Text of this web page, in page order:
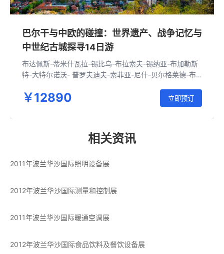
巴尔干与中欧的碰撞：世界遗产、战争记忆与
中世纪古城探寻14日游
布达佩斯-蒂米什瓦拉-锡比乌-布拉索夫-锡纳亚-布加勒斯
特-大特尔诺沃- 普罗夫迪夫-索菲亚-尼什-贝尔格莱德-布
辛-华沙-弗罗茨瓦夫 -布拉格-克鲁姆洛夫-布杰约维采-维
￥12890 立即预订
相关资讯
2011年波兰华沙国际照明设备展
2012年波兰华沙国际测量和控制展
2011年波兰华沙国际暖通空调展
2012年波兰华沙国际食品饮料及餐饮设备展